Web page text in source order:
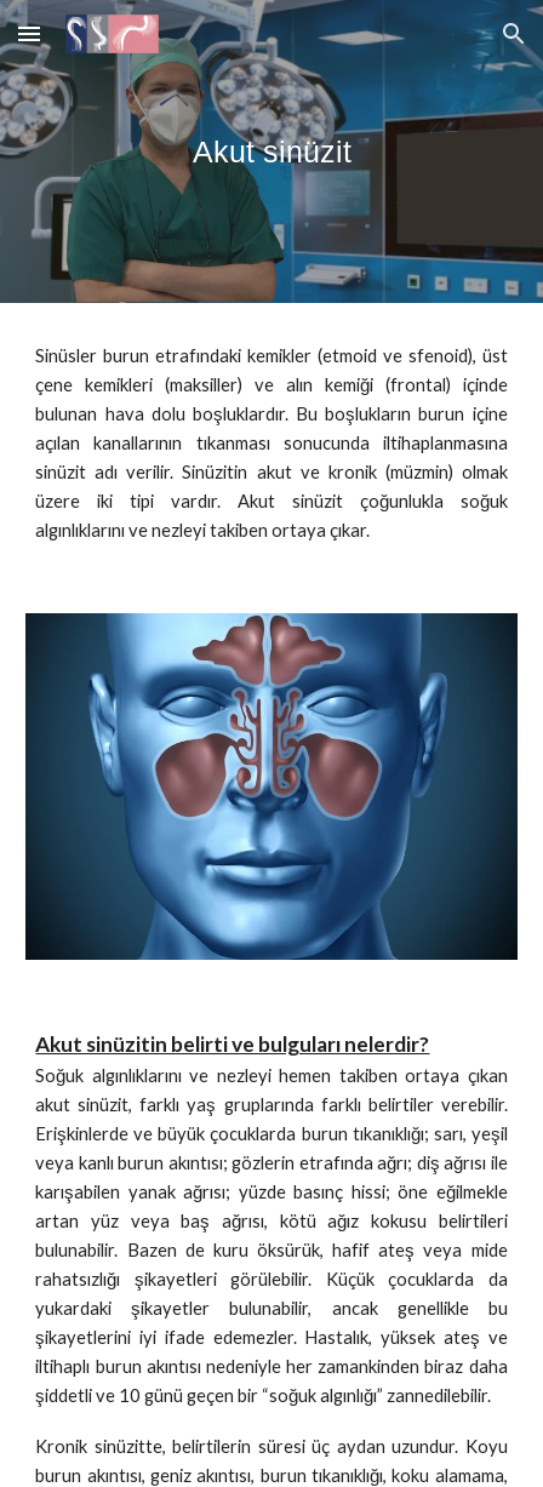
Skip to main content Skip to navigation
Akut sinüzit
Sinüsler burun etrafındaki kemikler (etmoid ve sfenoid), üst
çene kemikleri (maksiller) ve alın kemiği (frontal) içinde
bulunan hava dolu boşluklardır. Bu boşlukların burun içine
açılan kanallarının tıkanması sonucunda iltihaplanmasına
sinüzit adı verilir. Sinüzitin akut ve kronik (müzmin) olmak
üzere iki tipi vardır. Akut sinüzit çoğunlukla soğuk
algınlıklarını ve nezleyi takiben ortaya çıkar.
Akut sinüzitin belirti ve bulguları nelerdir?
Soğuk algınlıklarını ve nezleyi hemen takiben ortaya çıkan
akut sinüzit, farklı yaş gruplarında farklı belirtiler verebilir.
Erişkinlerde ve büyük çocuklarda burun tıkanıklığı; sarı, yeşil
veya kanlı burun akıntısı; gözlerin etrafında ağrı; diş ağrısı ile
karışabilen yanak ağrısı; yüzde basınç hissi; öne eğilmekle
artan yüz veya baş ağrısı, kötü ağız kokusu belirtileri
bulunabilir. Bazen de kuru öksürük, hafif ateş veya mide
rahatsızlığı şikayetleri görülebilir. Küçük çocuklarda da
yukardaki şikayetler bulunabilir, ancak genellikle bu
şikayetlerini iyi ifade edemezler. Hastalık, yüksek ateş ve
iltihaplı burun akıntısı nedeniyle her zamankinden biraz daha
şiddetli ve 10 günü geçen bir “soğuk algınlığı” zannedilebilir.
Kronik sinüzitte, belirtilerin süresi üç aydan uzundur. Koyu
burun akıntısı, geniz akıntısı, burun tıkanıklığı, koku alamama,